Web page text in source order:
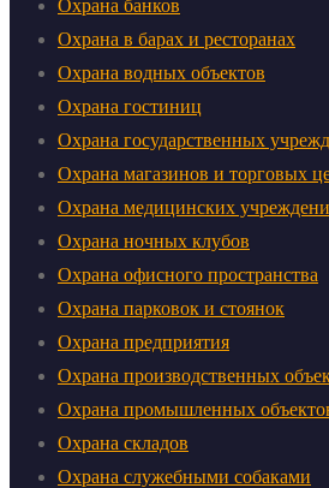
Охрана банков
Охрана в барах и ресторанах
Охрана водных объектов
Охрана гостиниц
Охрана государственных
Охрана магазинов и торговых
Охрана медицинских
Охрана ночных клубов
Охрана офисного пространства
Охрана парковок и стоянок
Охрана предприятия
Охрана производственных
Охрана промышленных
Охрана складов
Охрана служебными собаками